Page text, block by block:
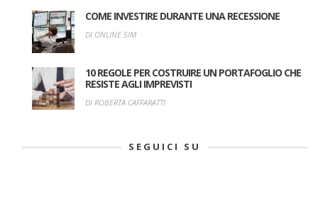
COME INVESTIRE DURANTE UNA RECESSIONE
DI ONLINE SIM
10 REGOLE PER COSTRUIRE UN PORTAFOGLIO CHE
RESISTE AGLI IMPREVISTI
DI ROBERTA CAFFARATTI
SEGUICI SU